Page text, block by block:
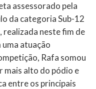
assessorado pela
da categoria Sub-12
realizada neste fim de
uma atuação
Rafa somou
mais alto do pódio e
entre os principais